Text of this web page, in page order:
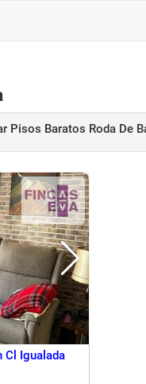
Pisos Baratos Roda De
Cl Igualada